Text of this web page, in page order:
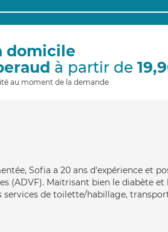
domicile
à partir de
au moment de la demande
Sofia a 20 ans d'expérience et
(ADVF). Maitrisant bien le diabète
services de toilette/habillage,